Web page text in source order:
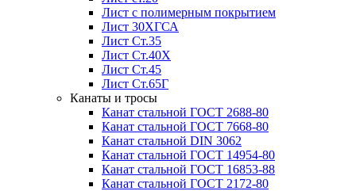
Лист с полимерным покрытием
Лист 30ХГСА
Лист Ст.35
Лист Ст.40Х
Лист Ст.45
Лист Ст.65Г
Канаты и тросы
Канат стальной ГОСТ 2688-80
Канат стальной ГОСТ 7668-80
Канат стальной DIN 3062
Канат стальной ГОСТ 14954-80
Канат стальной ГОСТ 16853-88
Канат стальной ГОСТ 2172-80